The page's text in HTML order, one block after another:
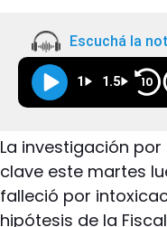
Escuchá la
1 1.5 10
La investigación por
clave este martes
falleció por
hipótesis de la